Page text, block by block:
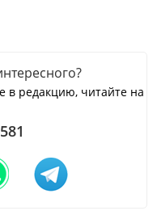
в редакцию, читайте на